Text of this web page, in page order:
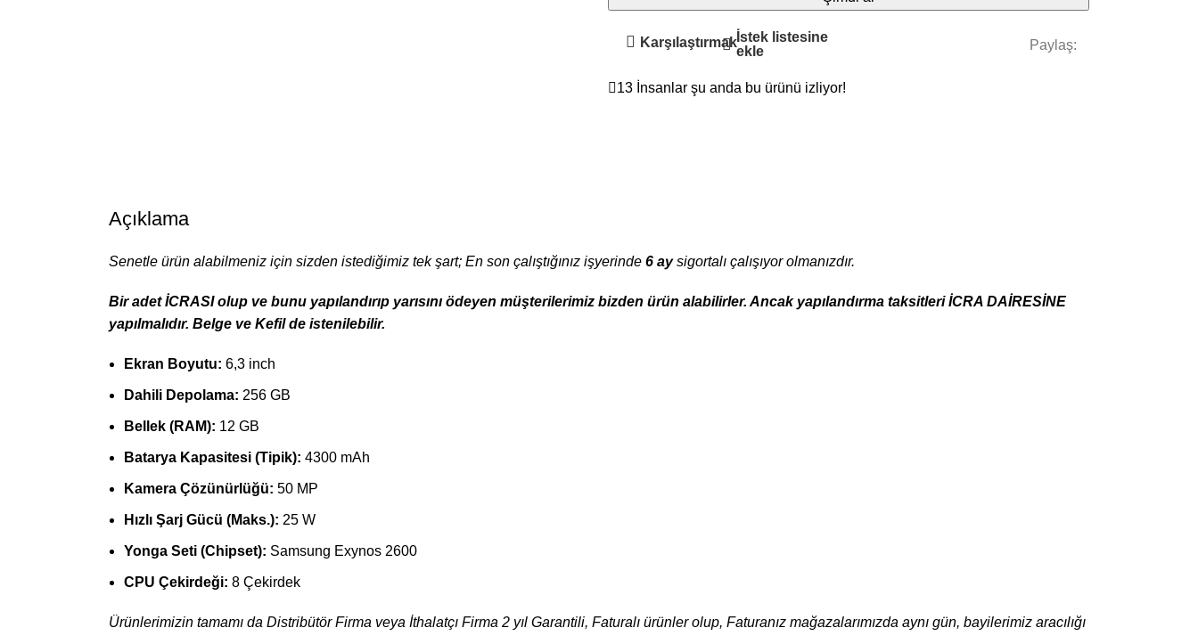
Karşılaştırmakİstek listesine
ekle
Paylaş:
13 İnsanlar şu anda bu ürünü izliyor!
Açıklama
Senetle ürün alabilmeniz için sizden istediğimiz tek şart; En son çalıştığınız işyerinde 6 aysigortalı çalışıyor olmanızdır.
Bir adet İCRASI olup ve bunu yapılandırıp yarısını ödeyen müşterilerimiz bizden ürün alabilirler. Ancak yapılandırma taksitleri İCRA DAİRESİNE
yapılmalıdır. Belge ve Kefil de istenilebilir.
Ekran Boyutu: 6,3 inch
Dahili Depolama: 256 GB
Bellek (RAM): 12 GB
Batarya Kapasitesi (Tipik): 4300 mAh
Kamera Çözünürlüğü: 50 MP
Hızlı Şarj Gücü (Maks.): 25 W
Yonga Seti (Chipset): Samsung Exynos 2600
CPU Çekirdeği: 8 Çekirdek
Ürünlerimizin tamamı da Distribütör Firma veya İthalatçı Firma 2 yıl Garantili, Faturalı ürünler olup, Faturanız mağazalarımızda aynı gün, bayilerimiz aracılığı